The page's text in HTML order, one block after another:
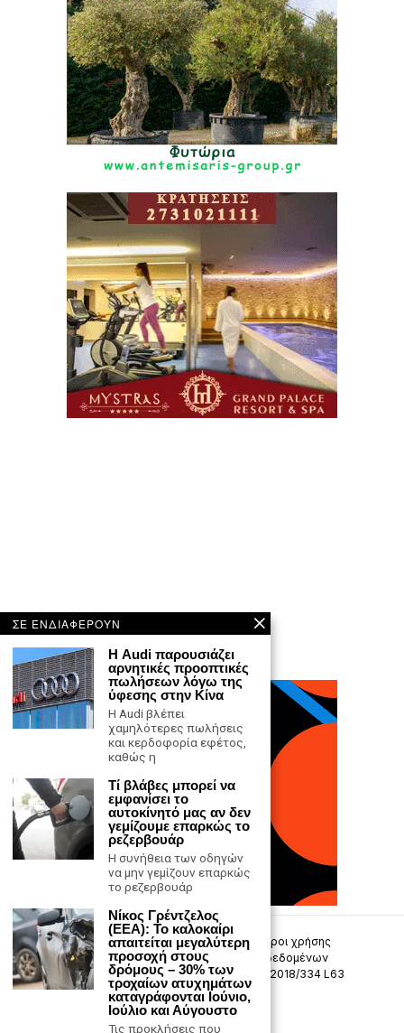
Επικοινωνία Πολιτική Απορρήτου
Όροι χρήσης
Πολιτική προστασίας προσωπικών δεδομένων
Δήλωση συμμόρφωσης -σύσταση (ΕΕ) 2018/334 L63
Μ.Η.Τ. 242033
ΣΕ ΕΝΔΙΑΦΕΡΟΥΝ
Η Audi παρουσιάζει
αρνητικές προοπτικές
πωλήσεων λόγω της
ύφεσης στην Κίνα
Η Audi βλέπει
χαμηλότερες πωλήσεις
και κερδοφορία εφέτος,
καθώς η
Τί βλάβες μπορεί να
εμφανίσει το
αυτοκίνητό μας αν δεν
γεμίζουμε επαρκώς το
ρεζερβουάρ
Η συνήθεια των οδηγών
να μην γεμίζουν επαρκώς
το ρεζερβουάρ
Νίκος Γρέντζελος
(ΕΕΑ): Το καλοκαίρι
απαιτείται μεγαλύτερη
προσοχή στους
δρόμους – 30% των
τροχαίων ατυχημάτων
καταγράφονται Ιούνιο,
Ιούλιο και Αύγουστο
Τις προκλήσεις που